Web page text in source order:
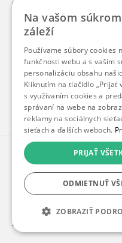
Náš príbeh
Kontakt
Kariéra
Blog
Pre médiá
Pre partnerov
© 2010 – 2026inspirago
vyhradené.
Ochrana osobných
Ak hľadáte ponuky v
SlevaDne.cz
Na vašom
záleží
Používame súbory cookies
funkčnosti webu a s vaším
personalizáciu obsahu
Kliknutím na tlačidlo „Prijať
s využívaním cookies a
správaní na webe na
reklamy na sociálnych
sieťach a ďalších weboch.
PRIJAŤ
ODMIETNUŤ
ZOBRAZIŤ